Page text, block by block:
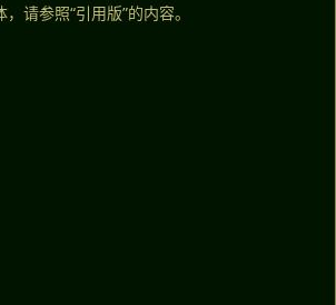
请参照“引用版”的内容。